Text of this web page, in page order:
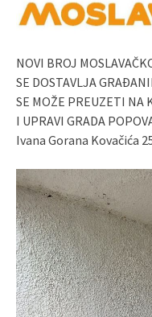
NOVI BROJ
SE DOSTAVLJA
SE MOŽE PREUZETI NA
I UPRAVI GRADA
Ivana Gorana Kovačića